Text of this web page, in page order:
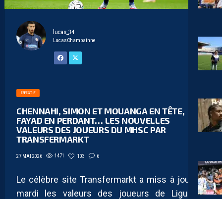
lucas_34
LucasChampainne
EFFECTIF
CHENNAHI, SIMON ET MOUANGA EN TÊTE,
FAYAD EN PERDANT… LES NOUVELLES
VALEURS DES JOUEURS DU MHSC PAR
TRANSFERMARKT
27 MAI 2026 1471 103 6
Le célèbre site Transfermarkt a miss à jour ce
mardi les valeurs des joueurs de Ligue 2.